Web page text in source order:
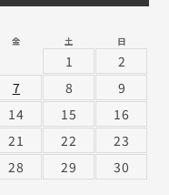
金 土 日
1
2
7 8
9
14 15
16
21 22
23
28 29
30